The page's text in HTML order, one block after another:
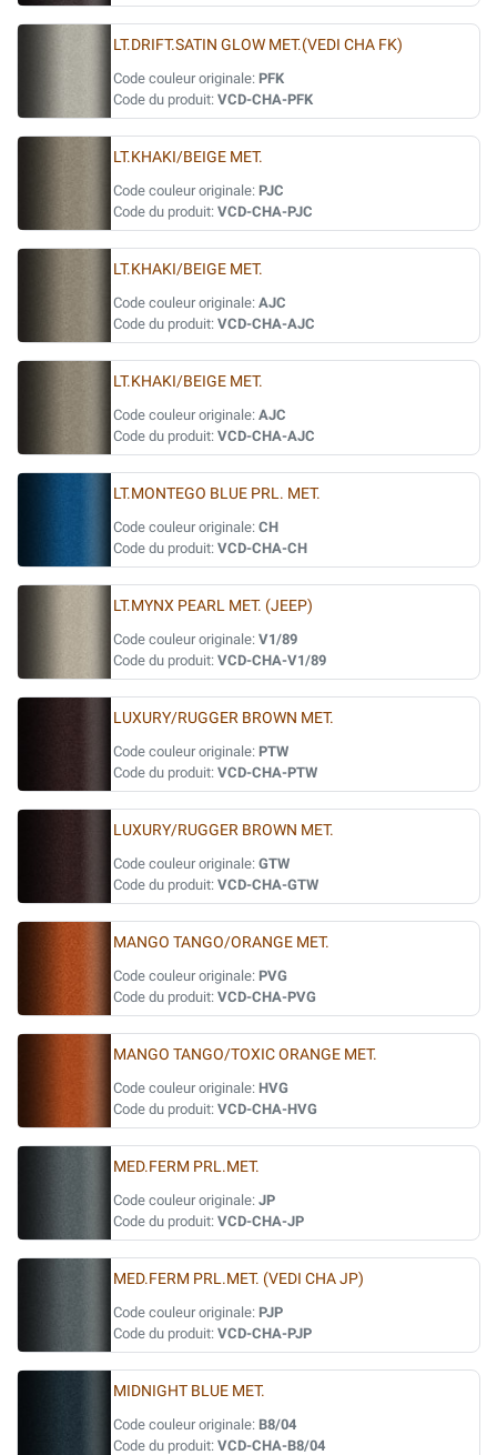
LT.DRIFT.SATIN GLOW MET.(VEDI CHA FK)
Code couleur originale: PFK
Code du produit: VCD-CHA-PFK
LT.KHAKI/BEIGE MET.
Code couleur originale: PJC
Code du produit: VCD-CHA-PJC
LT.KHAKI/BEIGE MET.
Code couleur originale: AJC
Code du produit: VCD-CHA-AJC
LT.KHAKI/BEIGE MET.
Code couleur originale: AJC
Code du produit: VCD-CHA-AJC
LT.MONTEGO BLUE PRL. MET.
Code couleur originale: CH
Code du produit: VCD-CHA-CH
LT.MYNX PEARL MET. (JEEP)
Code couleur originale: V1/89
Code du produit: VCD-CHA-V1/89
LUXURY/RUGGER BROWN MET.
Code couleur originale: PTW
Code du produit: VCD-CHA-PTW
LUXURY/RUGGER BROWN MET.
Code couleur originale: GTW
Code du produit: VCD-CHA-GTW
MANGO TANGO/ORANGE MET.
Code couleur originale: PVG
Code du produit: VCD-CHA-PVG
MANGO TANGO/TOXIC ORANGE MET.
Code couleur originale: HVG
Code du produit: VCD-CHA-HVG
MED.FERM PRL.MET.
Code couleur originale: JP
Code du produit: VCD-CHA-JP
MED.FERM PRL.MET. (VEDI CHA JP)
Code couleur originale: PJP
Code du produit: VCD-CHA-PJP
MIDNIGHT BLUE MET.
Code couleur originale: B8/04
Code du produit: VCD-CHA-B8/04